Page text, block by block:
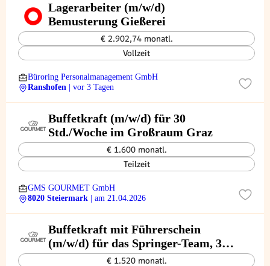
Lagerarbeiter (m/w/d)
Bemusterung Gießerei
€ 2.902,74 monatl.
Vollzeit
Büroring Personalmanagement GmbH
Ranshofen
| vor 3 Tagen
Buffetkraft (m/w/d) für 30
Std./Woche im Großraum Graz
€ 1.600 monatl.
Teilzeit
GMS GOURMET GmbH
8020 Steiermark
| am 21.04.2026
Buffetkraft mit Führerschein
(m/w/d) für das Springer-Team, 30
Std. / Woche€ 1.520 monatl.